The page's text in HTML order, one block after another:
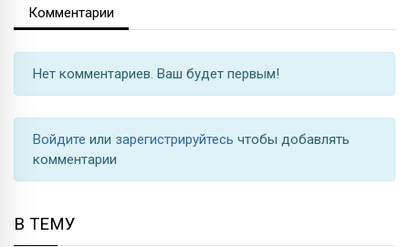
Комментарии
Нет комментариев. Ваш будет первым!
Войдите или зарегистрируйтесь чтобы добавлять
комментарии
В ТЕМУ